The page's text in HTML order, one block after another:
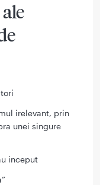
irelevant, prin
unei singure
inceput